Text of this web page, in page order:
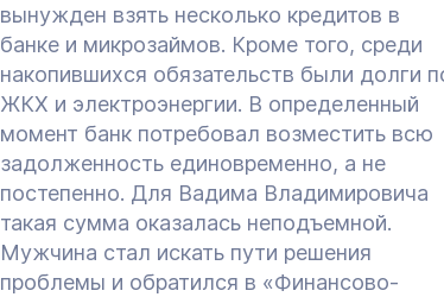
вынужден взять несколько кредитов в
банке и микрозаймов. Кроме того, среди
накопившихся обязательств были долги
ЖКХ и электроэнергии. В определенный
момент банк потребовал возместить всю
задолженность единовременно, а не
постепенно. Для Вадима Владимировича
такая сумма оказалась неподъемной.
Мужчина стал искать пути решения
проблемы и обратился в «Финансово-